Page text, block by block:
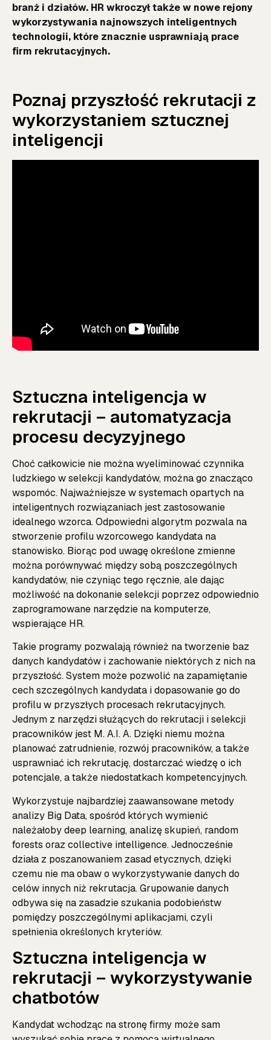
branż i działów. HR wkroczył także w nowe rejony
wykorzystywania najnowszych inteligentnych
technologii, które znacznie usprawniają prace
firm rekrutacyjnych.
Poznaj przyszłość rekrutacji z
wykorzystaniem sztucznej
inteligencji
Sztuczna inteligencja w
rekrutacji – automatyzacja
procesu decyzyjnego
Choć całkowicie nie można wyeliminować czynnika
ludzkiego w selekcji kandydatów, można go znacząco
wspomóc. Najważniejsze w systemach opartych na
inteligentnych rozwiązaniach jest zastosowanie
idealnego wzorca. Odpowiedni algorytm pozwala na
stworzenie profilu wzorcowego kandydata na
stanowisko. Biorąc pod uwagę określone zmienne
można porównywać między sobą poszczególnych
kandydatów, nie czyniąc tego ręcznie, ale dając
możliwość na dokonanie selekcji poprzez odpowiednio
zaprogramowane narzędzie na komputerze,
wspierające HR.
Takie programy pozwalają również na tworzenie baz
danych kandydatów i zachowanie niektórych z nich na
przyszłość. System może pozwolić na zapamiętanie
cech szczególnych kandydata i dopasowanie go do
profilu w przyszłych procesach rekrutacyjnych.
Jednym z narzędzi służących do rekrutacji i selekcji
pracowników jest M. A.I. A. Dzięki niemu można
planować zatrudnienie, rozwój pracowników, a także
usprawniać ich rekrutację, dostarczać wiedzę o ich
potencjale, a także niedostatkach kompetencyjnych.
Wykorzystuje najbardziej zaawansowane metody
analizy Big Data, spośród których wymienić
należałoby deep learning, analizę skupień, random
forests oraz collective intelligence. Jednocześnie
działa z poszanowaniem zasad etycznych, dzięki
czemu nie ma obaw o wykorzystywanie danych do
celów innych niż rekrutacja. Grupowanie danych
odbywa się na zasadzie szukania podobieństw
pomiędzy poszczególnymi aplikacjami, czyli
spełnienia określonych kryteriów.
Sztuczna inteligencja w
rekrutacji – wykorzystywanie
chatbotów
Kandydat wchodząc na stronę firmy może sam